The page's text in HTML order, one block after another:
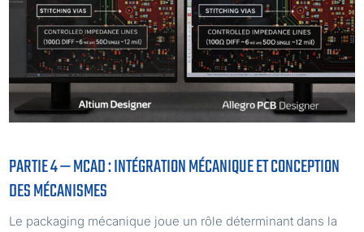
PARTIE 4 — MCAD : INTÉGRATION MÉCANIQUE ET CONCEPTION
DES MÉCANISMES
Le packaging mécanique joue un rôle déterminant dans la